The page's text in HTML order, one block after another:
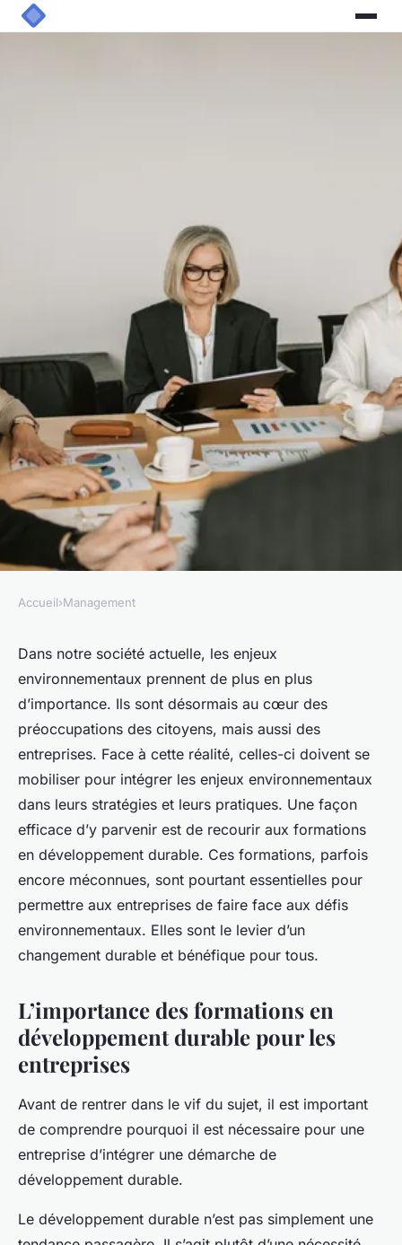
MANAGEMENT
Les formations en
développement durable pour
intégrer les enjeux
environnementaux dans votre
entreprise
Accueil›Management
Dans notre société actuelle, les enjeux
environnementaux prennent de plus en plus
d’importance. Ils sont désormais au cœur des
préoccupations des citoyens, mais aussi des
entreprises. Face à cette réalité, celles-ci doivent se
mobiliser pour intégrer les enjeux environnementaux
dans leurs stratégies et leurs pratiques. Une façon
efficace d’y parvenir est de recourir aux formations
en développement durable. Ces formations, parfois
encore méconnues, sont pourtant essentielles pour
permettre aux entreprises de faire face aux défis
environnementaux. Elles sont le levier d’un
changement durable et bénéfique pour tous.
L’importance des formations en
développement durable pour les
entreprises
Avant de rentrer dans le vif du sujet, il est important
de comprendre pourquoi il est nécessaire pour une
entreprise d’intégrer une démarche de
développement durable.
Le développement durable n’est pas simplement une